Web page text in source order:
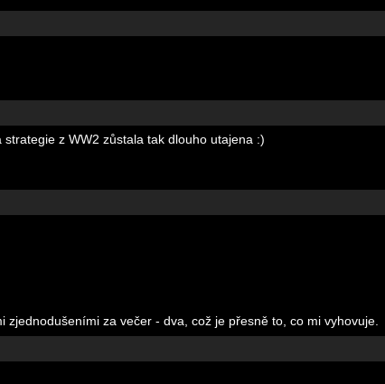
z WW2 zůstala tak dlouho utajena :)
za večer - dva, což je přesně to, co mi vyhovuje.